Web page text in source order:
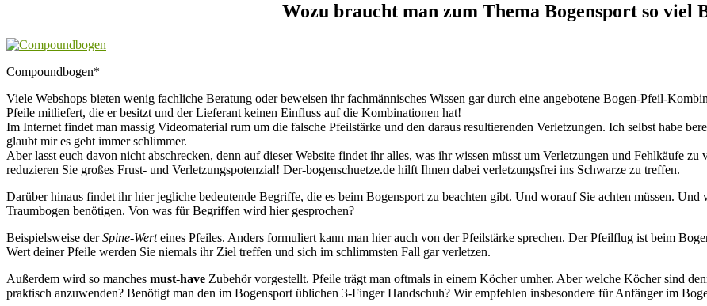
Wozu braucht man zum Thema Bogensport so viel
Compoundbogen*
Viele Webshops bieten wenig fachliche Beratung oder beweisen ihr fachmännisches Wissen gar durch eine angebotene Bogen-Pfeil-
Pfeile mitliefert, die er besitzt und der Lieferant keinen Einfluss auf die Kombinationen hat!
Im Internet findet man massig Videomaterial rum um die falsche Pfeilstärke und den daraus resultierenden Verletzungen. Ich selbst habe
glaubt mir es geht immer schlimmer.
Aber lasst euch davon nicht abschrecken, denn auf dieser Website findet ihr alles, was ihr wissen müsst um Verletzungen und Fehlkäufe
reduzieren Sie großes Frust- und Verletzungspotenzial! Der-bogenschuetze.de hilft Ihnen dabei verletzungsfrei ins Schwarze zu treffen.
Darüber hinaus findet ihr hier jegliche bedeutende Begriffe, die es beim Bogensport zu beachten gibt. Und worauf Sie achten müssen.
Traumbogen benötigen. Von was für Begriffen wird hier gesprochen?
Beispielsweise derSpine-Werteines Pfeiles. Anders formuliert kann man hier auch von der Pfeilstärke sprechen. Der Pfeilflug ist beim
Wert deiner Pfeile werden Sie niemals ihr Ziel treffen und sich im schlimmsten Fall gar verletzen.
Außerdem wird so manches must-have Zubehör vorgestellt. Pfeile trägt man oftmals in einem Köcher umher. Aber welche Köcher sind
praktisch anzuwenden? Benötigt man den im Bogensport üblichen 3-Finger Handschuh? Wir empfehlen insbesondere für Anfänger im